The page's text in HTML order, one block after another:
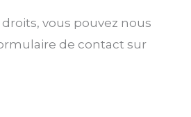
vous pouvez nous
de contact sur